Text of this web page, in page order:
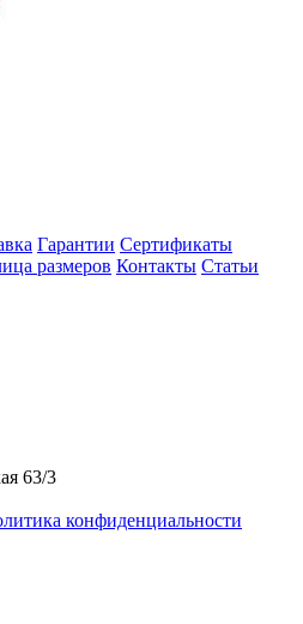
Гарантии Сертификаты
размеров Контакты Статьи
63/3
конфиденциальности